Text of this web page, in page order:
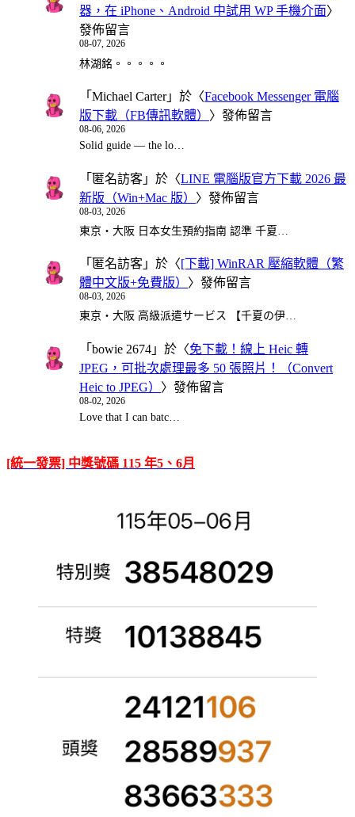
器，在 iPhone、Android 中試用 WP 手機介面〉
發佈留言
08-07, 2026
林湖銘。。。。。
「 Michael Carter」於〈Facebook Messenger 電腦
版下載（FB傳訊軟體） 〉發佈留言
08-06, 2026
Solid guide — the lo…
「 匿名訪客 」於〈LINE 電腦版官方下載 2026 最
新版（Win+Mac 版） 〉發佈留言
08-03, 2026
東京・大阪 日本女生預約指南 認準 千夏…
「 匿名訪客 」於〈[下載] WinRAR 壓縮軟體（繁
體中文版+免費版） 〉發佈留言
08-03, 2026
東京・大阪 高級派遣サービス 【千夏の伊…
「 bowie 2674 」於〈免下載！線上 Heic 轉
JPEG，可批次處理最多 50 張照片！（Convert
Heic to JPEG） 〉發佈留言
08-02, 2026
Love that I can batc…
[統一發票] 中獎號碼 115 年5、6月